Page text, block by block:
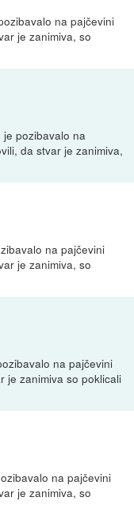
na pajčevini
je zanimiva, so
pozibavalo na
da stvar je zanimiva,
na pajčevini
je zanimiva, so
na pajčevini
je zanimiva so poklicali
na pajčevini
je zanimiva, so